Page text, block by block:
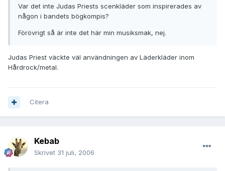
Var det inte Judas Priests scenkläder som inspirerades av
någon i bandets bögkompis?
Förövrigt så är inte det här min musiksmak, nej.
Judas Priest väckte väl användningen av Läderkläder inom
Hårdrock/metal.
Citera
Kebab
Skrivet 31 juli, 2006